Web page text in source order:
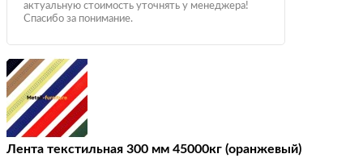
актуальную стоимость уточнять у менеджера!
Спасибо за понимание.
Лента текстильная 300 мм 45000кг (оранжевый)